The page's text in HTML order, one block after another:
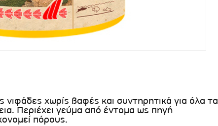
χωρίς βαφές και συντηρητικά για όλα τα
Περιέχει γεύμα από έντομα ως πηγή
πόρους.